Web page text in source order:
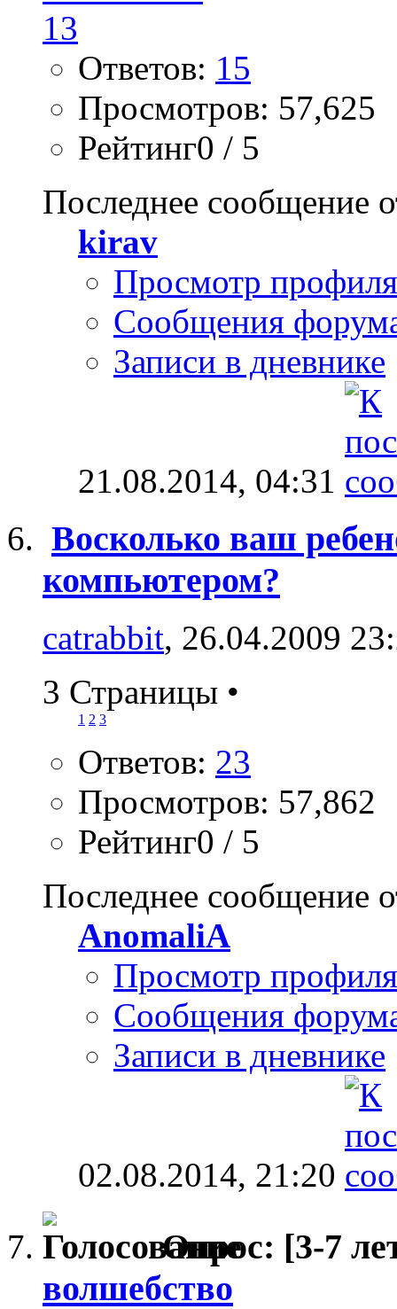
Ответов: 15
Просмотров: 57,625
Рейтинг0 / 5
Последнее сообщение
kirav
Просмотр профиля
Сообщения
Записи в дневнике
21.08.2014, 04:31
Восколько ваш
компьютером?
catrabbit, 26.04.2009
3 Страницы •
1 2 3
Ответов: 23
Просмотров: 57,862
Рейтинг0 / 5
Последнее сообщение
AnomaliA
Просмотр профиля
Сообщения
Записи в дневнике
02.08.2014, 21:20
Опрос: [3-7
волшебство